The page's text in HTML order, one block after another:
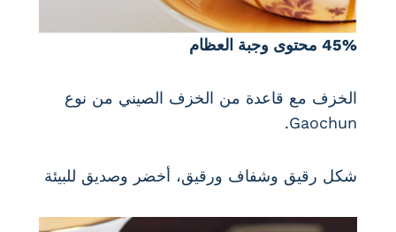
45% محتوى وجبة العظام
الخزف مع قاعدة من الخزف الصيني من نوع
Gaochun.
شكل رقيق وشفاف ورقيق، أخضر وصديق للبيئة